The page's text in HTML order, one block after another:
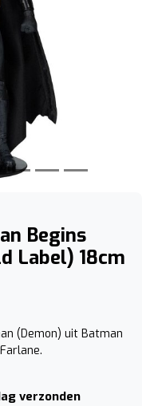
Begins
Label) 18cm
(Demon) uit Batman
verzonden